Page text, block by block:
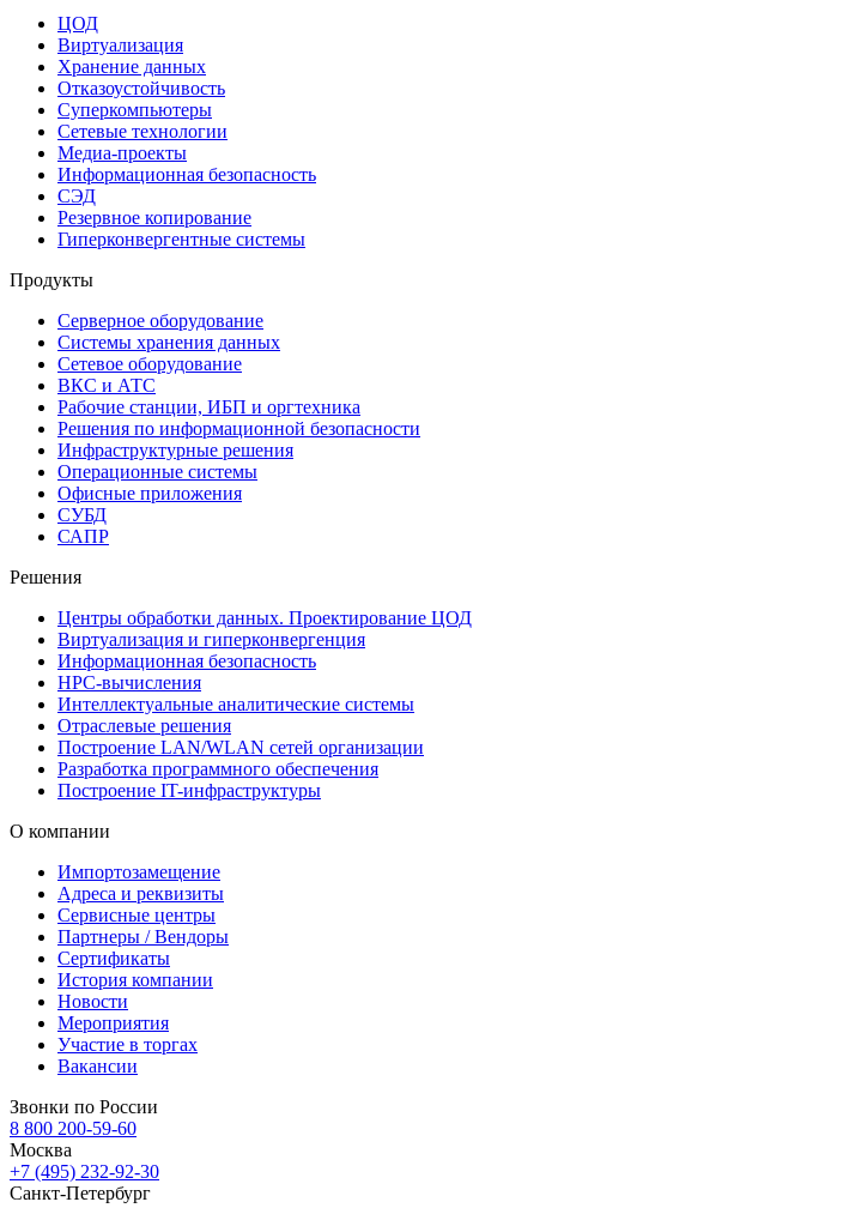
ЦОД
Виртуализация
Хранение данных
Отказоустойчивость
Суперкомпьютеры
Сетевые технологии
Медиа-проекты
Информационная безопасность
СЭД
Резервное копирование
Гиперконвергентные системы
Продукты
Серверное оборудование
Системы хранения данных
Сетевое оборудование
ВКС и АТС
Рабочие станции, ИБП и оргтехника
Решения по информационной безопасности
Инфраструктурные решения
Операционные системы
Офисные приложения
СУБД
САПР
Решения
Центры обработки данных. Проектирование ЦОД
Виртуализация и гиперконвергенция
Информационная безопасность
HPC-вычисления
Интеллектуальные аналитические системы
Отраслевые решения
Построение LAN/WLAN сетей организации
Разработка программного обеспечения
Построение IT-инфраструктуры
О компании
Импортозамещение
Адреса и реквизиты
Сервисные центры
Партнеры / Вендоры
Сертификаты
История компании
Новости
Мероприятия
Участие в торгах
Вакансии
Звонки по России
8 800 200-59-60
Москва
+7 (495) 232-92-30
Санкт-Петербург